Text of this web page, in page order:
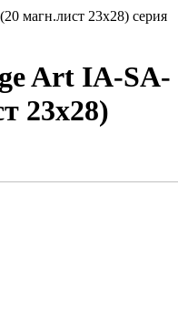
магн.лист 23x28) серия
Art IA-SA-
23x28)